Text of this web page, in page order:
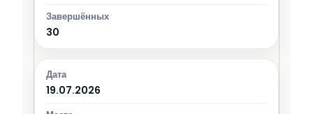
30
19.07.2026